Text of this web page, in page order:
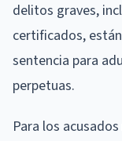
delitos graves,
certificados,
sentencia para
perpetuas.
Para los